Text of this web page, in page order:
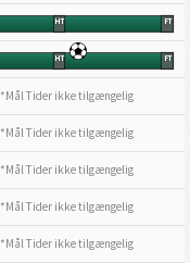
HT FT
HT FT
*Mål Tider ikke tilgængelig
*Mål Tider ikke tilgængelig
*Mål Tider ikke tilgængelig
*Mål Tider ikke tilgængelig
*Mål Tider ikke tilgængelig